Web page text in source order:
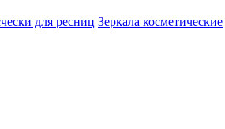
для ресниц Зеркала косметические